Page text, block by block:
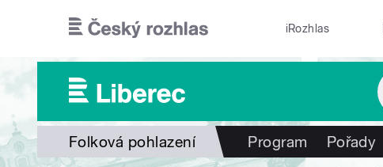
iRozhlas
Folková pohlazení Program Pořady